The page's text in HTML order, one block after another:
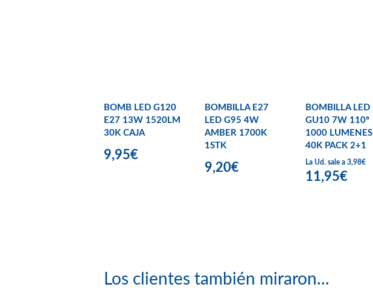
BOMB LED G120
E27 13W 1520LM
30K CAJA
9,95€
BOMBILLA E27
LED G95 4W
AMBER 1700K
1STK
9,20€
BOMBILLA LED
GU10 7W 110º
1000 LUMENES
40K PACK 2+1
La Ud. sale a 3,98€
11,95€
Los clientes también miraron...